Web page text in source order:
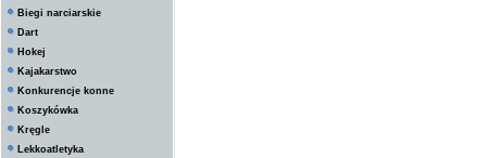
Biegi narciarskie
Dart
Hokej
Kajakarstwo
Konkurencje konne
Koszykówka
Kręgle
Lekkoatletyka